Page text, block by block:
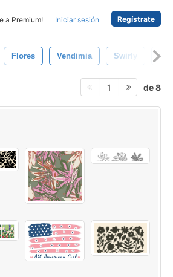
a Premium! Iniciar sesión Regístrate
Flores Vendimia Swirly
1 de 8